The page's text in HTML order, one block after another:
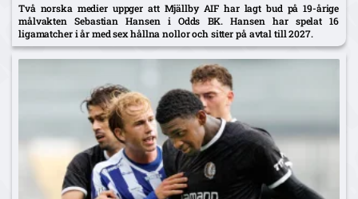
Två norska medier uppger att Mjällby AIF har lagt bud på 19-årige
målvakten Sebastian Hansen i Odds BK. Hansen har spelat 16
ligamatcher i år med sex hållna nollor och sitter på avtal till 2027.